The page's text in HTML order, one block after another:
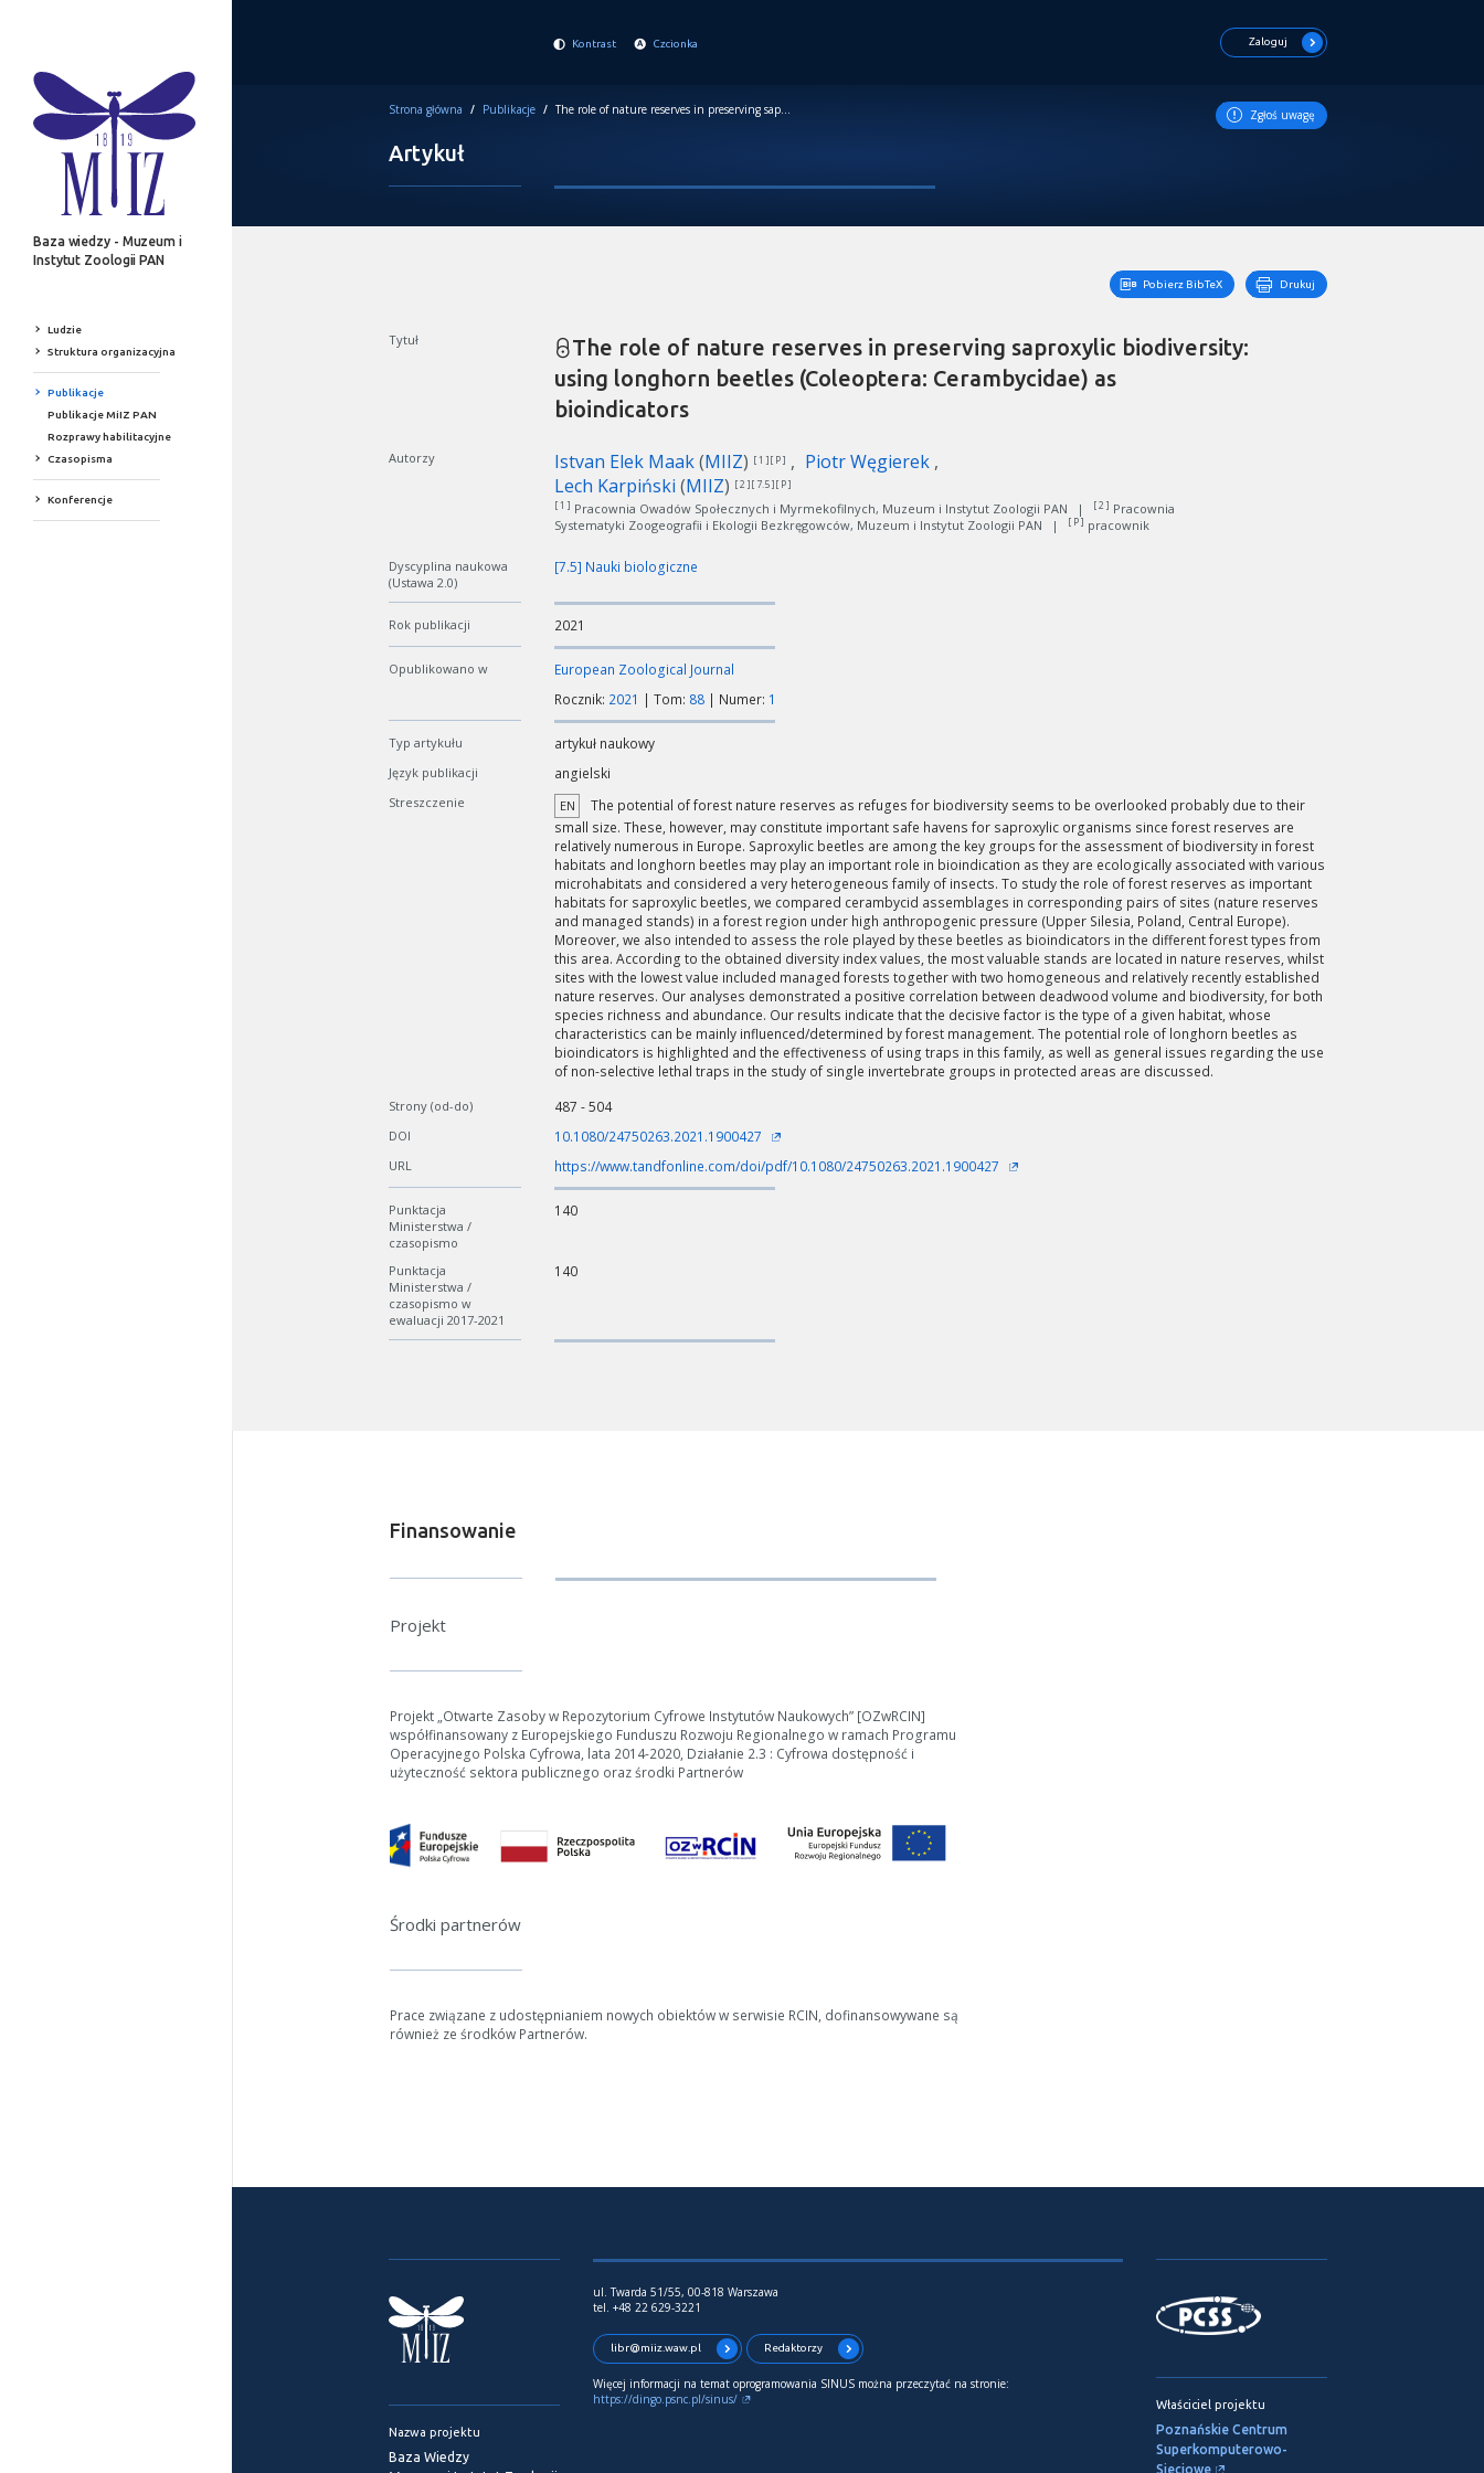
Baza wiedzy - Muzeum i
Instytut Zoologii PAN
Ludzie
Struktura organizacyjna
Publikacje
Publikacje MiIZ PAN
Rozprawy habilitacyjne
Czasopisma
Konferencje
Kontrast Czcionka Zaloguj
Strona główna / Publikacje / The role of nature reserves in preserving saproxylic biodiversity: using longhorn beetles (Coleoptera: Cerambycidae) as bioindicators Zgłoś uwagę
Artykuł
Pobierz BibTeX Drukuj
Tytuł
The role of nature reserves in preserving saproxylic biodiversity:
using longhorn beetles (Coleoptera: Cerambycidae) as
bioindicators
Autorzy Istvan Elek Maak(MIIZ) [ 1 ][ P ]
Piotr Węgierek
Lech Karpiński (MIIZ) [ 2 ][ 7.5 ][ P ]
[ 1 ] Pracownia Owadów Społecznych i Myrmekofilnych, Muzeum i Instytut Zoologii PAN | [ 2 ] Pracownia
Systematyki Zoogeografii i Ekologii Bezkręgowców, Muzeum i Instytut Zoologii PAN
| [ P ] pracownik
Dyscyplina naukowa
(Ustawa 2.0)
[7.5] Nauki biologiczne
Rok publikacji 2021
Opublikowano w
European Zoological Journal
Rocznik: 2021 | Tom: 88 | Numer: 1
Typ artykułu artykuł naukowy
Język publikacji angielski
Streszczenie EN
The potential of forest nature reserves as refuges for biodiversity seems to be overlooked probably due to their
small size. These, however, may constitute important safe havens for saproxylic organisms since forest reserves are
relatively numerous in Europe. Saproxylic beetles are among the key groups for the assessment of biodiversity in forest
habitats and longhorn beetles may play an important role in bioindication as they are ecologically associated with various
microhabitats and considered a very heterogeneous family of insects. To study the role of forest reserves as important
habitats for saproxylic beetles, we compared cerambycid assemblages in corresponding pairs of sites (nature reserves
and managed stands) in a forest region under high anthropogenic pressure (Upper Silesia, Poland, Central Europe).
Moreover, we also intended to assess the role played by these beetles as bioindicators in the different forest types from
this area. According to the obtained diversity index values, the most valuable stands are located in nature reserves, whilst
sites with the lowest value included managed forests together with two homogeneous and relatively recently established
nature reserves. Our analyses demonstrated a positive correlation between deadwood volume and biodiversity, for both
species richness and abundance. Our results indicate that the decisive factor is the type of a given habitat, whose
characteristics can be mainly influenced/determined by forest management. The potential role of longhorn beetles as
bioindicators is highlighted and the effectiveness of using traps in this family, as well as general issues regarding the use
of non-selective lethal traps in the study of single invertebrate groups in protected areas are discussed.
Strony (od-do) 487 - 504
DOI 10.1080/24750263.2021.1900427
URL https://www.tandfonline.com/doi/pdf/10.1080/24750263.2021.1900427
Punktacja
Ministerstwa /
czasopismo
140
Punktacja
Ministerstwa /
czasopismo w
ewaluacji 2017-2021
140
Finansowanie
Projekt
Projekt „Otwarte Zasoby w Repozytorium Cyfrowe Instytutów Naukowych” [OZwRCIN]
współfinansowany z Europejskiego Funduszu Rozwoju Regionalnego w ramach Programu
Operacyjnego Polska Cyfrowa, lata 2014-2020, Działanie 2.3 : Cyfrowa dostępność i
użyteczność sektora publicznego oraz środki Partnerów
Środki partnerów
Prace związane z udostępnianiem nowych obiektów w serwisie RCIN, dofinansowywane są
również ze środków Partnerów.
Nazwa projektu
Baza Wiedzy
ul. Twarda 51/55, 00-818 Warszawa
tel. +48 22 629-3221
libr@miiz.waw.pl Redaktorzy
Więcej informacji na temat oprogramowania SINUS można przeczytać na stronie:
https://dingo.psnc.pl/sinus/
Właściciel projektu
Poznańskie Centrum
Superkomputerowo-
Sieciowe